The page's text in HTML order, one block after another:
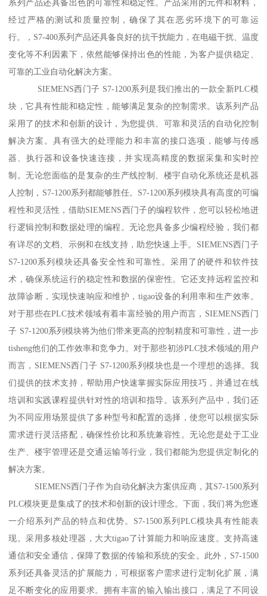
系列产品还具备出色的可靠性和稳定性。产品采用的元件和材料，
经过严格的测试和质量控制，确保了其在恶劣环境下的可靠运
行。，S7-400系列产品还具备良好的抗干扰能力，在电磁干扰、温度
变化等不利因素下，依然能够保持出色的性能，为客户提供稳定、
可靠的工业自动化解决方案。
SIEMENS西门子 S7-1200系列是我们推出的一款全新PLC模
块，它具有性能和稳定性，能够满足复杂的控制需求。该系列产品
采用了的技术和创新的设计，为您提供、可靠和灵活的自动化控制
解决方案。具有强大的处理能力和丰富的接口选项，能够与传感
器、执行器和设备快速连接，并实现高精度的数据采集和实时控
制。无论您面临的是复杂的生产线控制、楼宇自动化系统还是机器
人控制，S7-1200系列都能够胜任。S7-1200系列模块具有高度的可编
程性和灵活性，借助SIEMENS西门子的编程软件，您可以轻松地进
行逻辑控制和数据处理的编程。无论您具备多少编程经验，我们都
有详尽的文档、示例和在线支持，助您快速上手。SIEMENS西门子
S7-1200系列模块还具备安全性和可靠性。采用了的硬件和软件技
术，确保系统运行的稳定性和数据的保密性。它还支持远程监控和
故障诊断，实现快速响应和维护，tigao设备的利用率和生产效率。
对于那些在PLC技术领域有着丰富经验的用户而言，SIEMENS西门
子 S7-1200系列模块将为他们带来更高的控制精度和可靠性，进一步
tisheng他们的工作效率和竞争力。对于那些初涉PLC技术领域的用户
而言，SIEMENS西门子 S7-1200系列模块也是一个理想的选择。我
们提供的技术支持，帮助用户快速掌握实际应用技巧，并通过在线
培训和实践课程提供针对性的培训和指导。该系列产品中，我们还
为不同应用场景提供了多种型号和配置的选择，使您可以根据实际
需求进行灵活搭配，确保性价比和系统兼容性。无论您是处于工业
生产、楼宇管理还是交通运输等行业，我们都能为您提供定制化的
解决方案。
SIEMENS西门子作为自动化解决方案供应商，其S7-1500系列
PLC模块更是集成了的技术和创新的设计理念。下面，我们将为您逐
一介绍系列产品的特点和优势。S7-1500系列PLC模块具有性能表
现。采用多核处理器，大大tigao了计算能力和响应速度。支持高速
通信和安全通信，保障了数据的传输和系统的安全。此外，S7-1500
系列还具备灵活的扩展能力，可根据客户需求进行定制化扩展，满
足不断变化的应用要求。拥有丰富的输入输出接口，满足了不同设